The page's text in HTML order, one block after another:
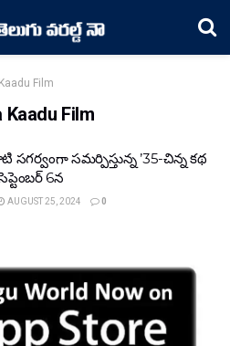
Film
Kaadu Film
సగర్వంగా సమర్పిస్తున్న ’35-చిన్న కథ
6న
AUGUST 25, 2024 0